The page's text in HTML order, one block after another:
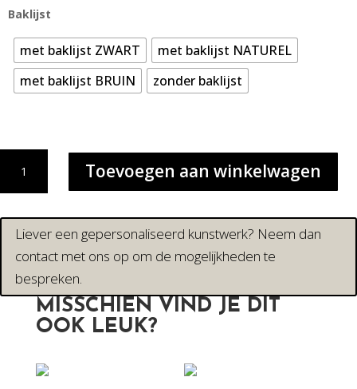
Baklijst
met baklijst ZWART
met baklijst NATUREL
met baklijst BRUIN
zonder baklijst
MARTINI
|
aantal
Toevoegen aan winkelwagen
Liever een gepersonaliseerd kunstwerk? Neem dan
contact met ons op om de mogelijkheden te
bespreken.
MISSCHIEN VIND JE DIT
OOK LEUK?